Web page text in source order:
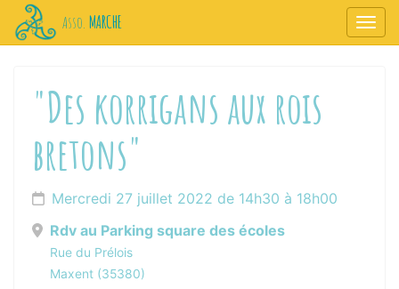
Asso. MARCHE
"Des korrigans aux rois
bretons"
Mercredi 27 juillet 2022 de 14h30 à 18h00
Rdv au Parking square des écoles
Rue du Prélois
Maxent (35380)
Panneau de gestion des cookies